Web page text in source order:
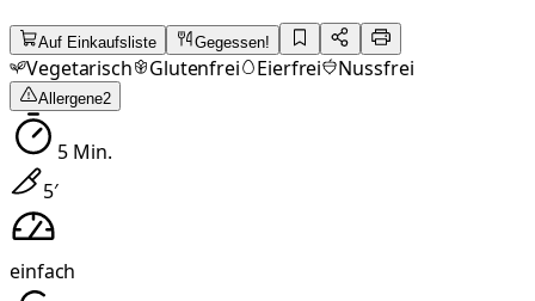
Auf Einkaufsliste Gegessen!
Vegetarisch Glutenfrei Eierfrei Nussfrei
Allergene2
5Min.
5′
einfach